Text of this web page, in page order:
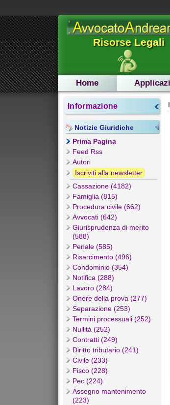
Risorse Legali
Home
Informazione
Notizie Giuridiche
Prima Pagina
Feed Rss
Autori
Iscriviti alla newsletter
Cassazione (4182)
Famiglia (815)
Procedura civile (662)
Avvocati (642)
Giurisprudenza di merito
(588)
Penale (585)
Risarcimento (496)
Condominio (354)
Notifica (288)
Lavoro (284)
Onere della prova (277)
Separazione (253)
Termini processuali (252)
Nullità (252)
Contratti (249)
Diritto tributario (241)
Civile (233)
Fisco (228)
Pec (224)
Assegno mantenimento
(223)